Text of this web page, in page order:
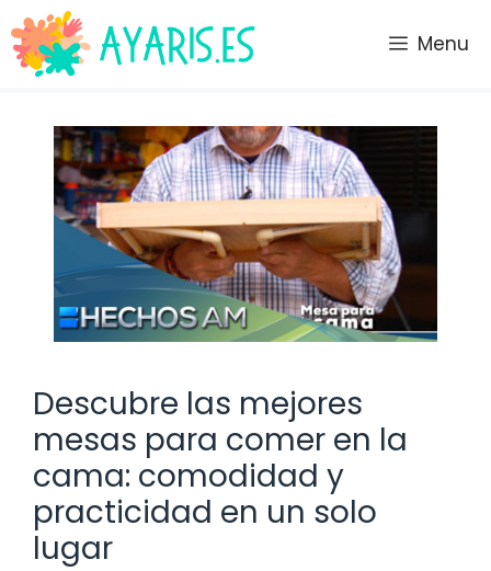
Saltar
al
contenido
Menu
Descubre las mejores
mesas para comer en la
cama: comodidad y
practicidad en un solo
lugar